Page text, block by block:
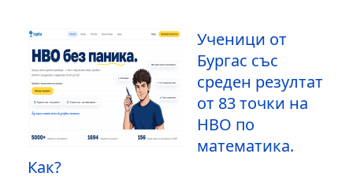
Ученици от
Бургас със
среден резултат
от 83 точки на
НВО по
математика.
Как?